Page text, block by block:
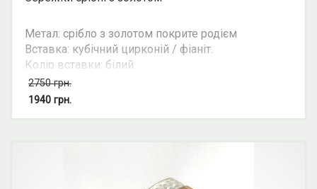
Метал: срібло з золотом покрите родієм
Вставка: кубічний цирконій / фіаніт.
Колір вставки: білий.
Вид: з росипом каміння.
Можливість комплекту: так.
2750грн.
1940 грн.